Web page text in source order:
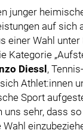
junger
auf
einer Wahl
Kategorie
Diessl,
Athlet:innen
Sport
uns sehr, dass